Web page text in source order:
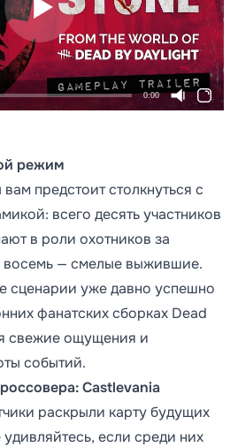
0:00
режим
предстоит столкнуться с
всего десять участников
в роли охотников за
восемь — смелые выжившие.
сценарии уже давно успешно
фанатских сборках Dead
свежие ощущения и
событий.
Castlevania
раскрыли карту будущих
если среди них